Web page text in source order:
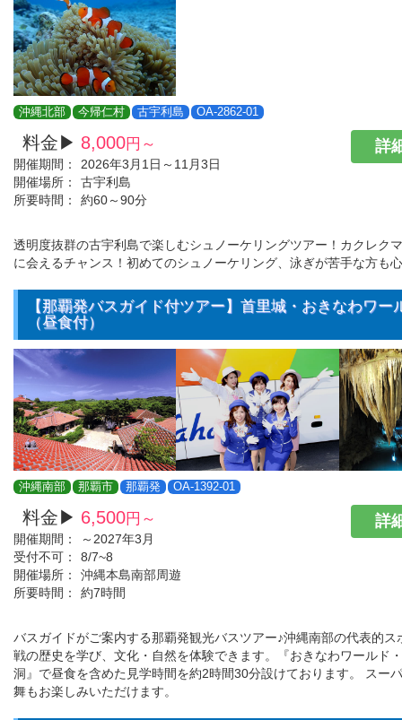
沖縄北部 今帰仁村 古宇利島 OA-2862-01
料金▶ 8,000円～
開催期間：
2026年3月1日～11月3日
開催場所：
古宇利島
所要時間：
約60～90分
詳
透明度抜群の古宇利島で楽しむシュノーケリングツアー！カクレク
に会えるチャンス！初めてのシュノーケリング、泳ぎが苦手な方も
【那覇発バスガイド付ツアー】首里城・おきなわワー
（昼食付）
沖縄南部 那覇市 那覇発 OA-1392-01
料金▶ 6,500円～
開催期間：
～2027年3月
受付不可：
8/7~8
開催場所：
沖縄本島南部周遊
所要時間：
約7時間
詳
バスガイドがご案内する那覇発観光バスツアー♪沖縄南部の代表的ス
戦の歴史を学び、文化・自然を体験できます。『おきなわワールド
洞』で昼食を含めた見学時間を約2時間30分設けております。 スー
舞もお楽しみいただけます。